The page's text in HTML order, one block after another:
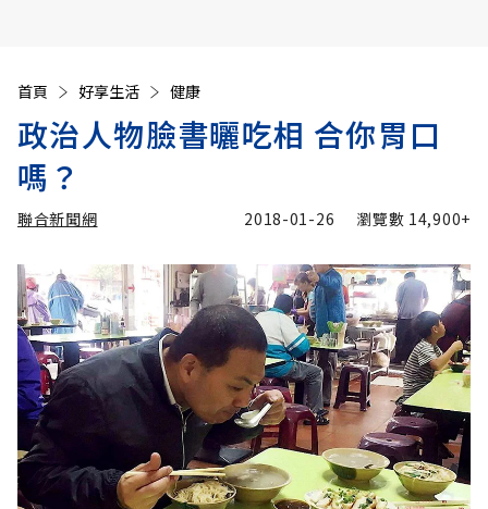
首頁 好享生活 健康
政治人物臉書曬吃相 合你胃口
嗎？
聯合新聞網 2018-01-26 瀏覽數 14,900+